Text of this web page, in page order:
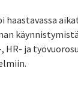
haastavassa
, HR- ja